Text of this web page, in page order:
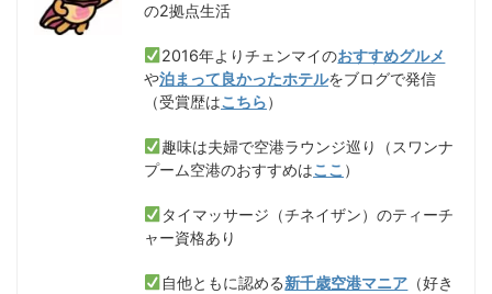
の2拠点生活
2016年よりチェンマイのおすすめグルメ
や泊まって良かったホテルをブログで発信
（受賞歴はこちら）
趣味は夫婦で空港ラウンジ巡り（スワンナ
プーム空港のおすすめはここ ）
タイマッサージ（チネイザン）のティーチ
ャー資格あり
自他ともに認める新千歳空港マニア （好き